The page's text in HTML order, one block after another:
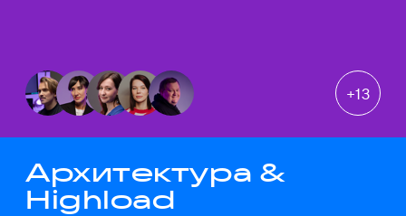
+13
Архитектура &
Highload